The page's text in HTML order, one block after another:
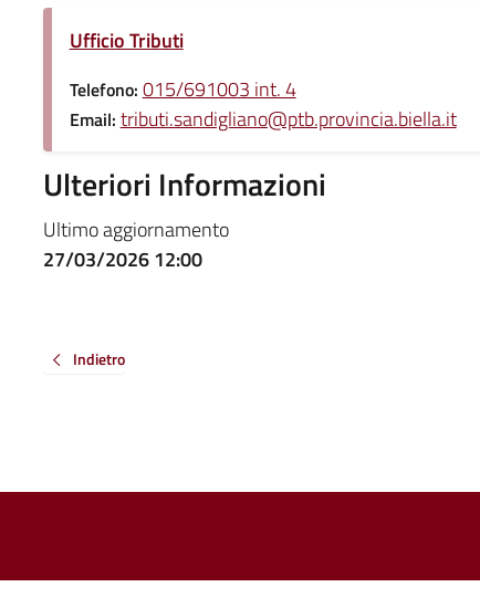
Ufficio Tributi
Telefono: 015/691003 int. 4
Email: tributi.sandigliano@ptb.provincia.biella.it
Ulteriori Informazioni
Ultimo aggiornamento
27/03/2026 12:00
Indietro